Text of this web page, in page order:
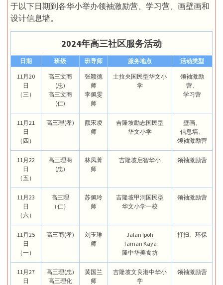
于以下日期到各华小举办领袖激励营、学习营、画壁画和
设计信息墙。
2024年高三社区服务活动
日期 班级 班导师 服务地点 活动类型
11月20
日
（三）
高三文商
(忠)
高三文商
(仁)
张颖德
师
李佩雯
师
士拉央国民型华文小
学
领袖激励
营、
学习营
11月21
日
（四）
高三理(孝)
颜宋凌
师
吉隆坡励志国民型
华文小学
壁画、
信息墙、
领袖激励营
11月22
日
（五）
高三理商
(忠)
林凤菁
师
吉隆坡启智华小 领袖激励营
11月23
日
（六）
高三理
（仁）
苏佩玲
师
吉隆坡甲洞国民型
华文小学一校
领袖激励营
11月25
日
（一）
高三商(孝)
刘玉琳
师
Jalan Ipoh
Taman Kaya
隆中华美食坊
打扫、环保
11月27
日
高三理(忠)
高三理化
黄国兰
师
吉隆坡文良港中华小
学
领袖激励营